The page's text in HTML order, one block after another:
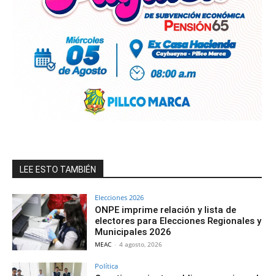
LEE ESTO TAMBIÉN
Elecciones 2026
ONPE imprime relación y lista de
electores para Elecciones Regionales y
Municipales 2026
MEAC - 4 agosto, 2026
Política